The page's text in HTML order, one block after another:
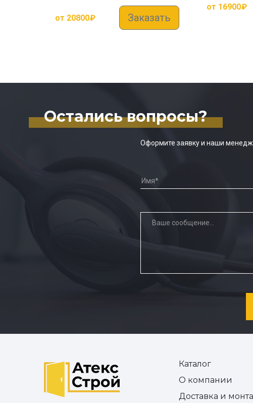
от 20800₽ Заказать
от 16900₽
Остались вопросы?
Оформите заявку и наши
Каталог
О компании
Доставка и